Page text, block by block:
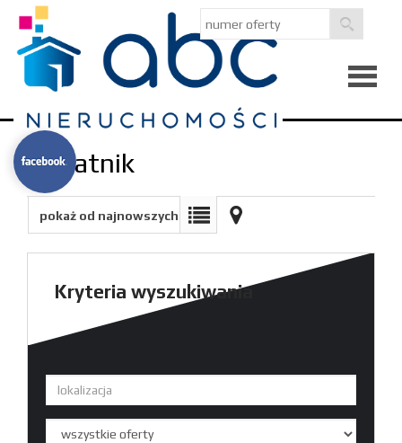
Notatnik
pokaż od najnowszych
Kryteria wyszukiwania